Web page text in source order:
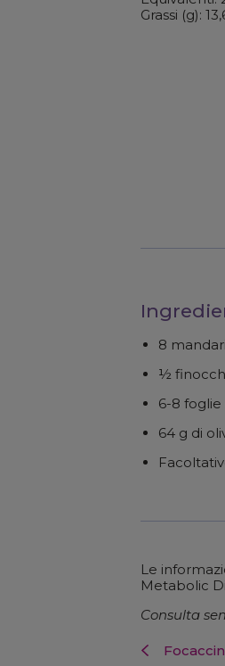
Grassi (g):
8
½
6-8 foglie
64 g di
Le
Metabolic
Consulta